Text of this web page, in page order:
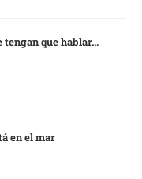
tengan que hablar…
en el mar